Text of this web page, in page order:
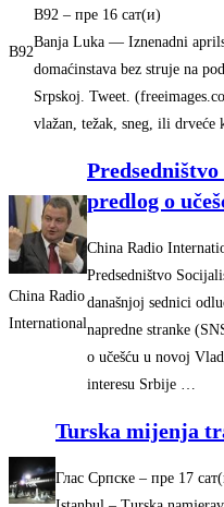
B92
B92 – ‎пре 16 сат(и)‎
Banja Luka — Iznenadni
domaćinstava bez struje na
Srpskoj. Tweet.
vlažan, težak, sneg, ili drveće
China Radio
International
predlog o
China Radio
Predsedništvo
današnjoj sednici
napredne stranke
o učešću u novoj
interesu Srbije …
Turska mijenja
Глас Српске – ‎пре 17